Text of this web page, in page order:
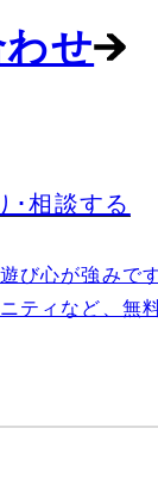
せ
･相談する
び心が強みで
ティなど、無